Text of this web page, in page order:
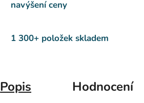
navýšení ceny
1 300+ položek skladem
Popis Hodnocení